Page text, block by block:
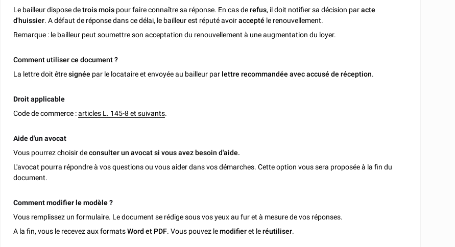
Le bailleur dispose detrois mois pour faire connaître sa réponse. En cas derefus, il doit notifier sa décision paracte
d'huissier. A défaut de réponse dans ce délai, le bailleur est réputé avoiraccepté le renouvellement.
Remarque : le bailleur peut soumettre son acceptation du renouvellement à une augmentation du loyer.
Comment utiliser ce document ?
La lettre doit êtresignée par le locataire et envoyée au bailleur par lettre recommandée avec accusé de réception.
Droit applicable
Code de commerce :articles L. 145-8 et suivants.
Aide d'un avocat
Vous pourrez choisir deconsulter un avocat si vous avez besoin d'aide.
L'avocat pourra répondre à vos questions ou vous aider dans vos démarches. Cette option vous sera proposée à la fin du
document.
Comment modifier le modèle ?
Vous remplissez un formulaire. Le document se rédige sous vos yeux au fur et à mesure de vos réponses.
A la fin, vous le recevez aux formatsWord et PDF. Vous pouvez lemodifieret leréutiliser.